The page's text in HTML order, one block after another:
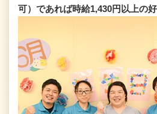
可）であれば時給1,430円以上の